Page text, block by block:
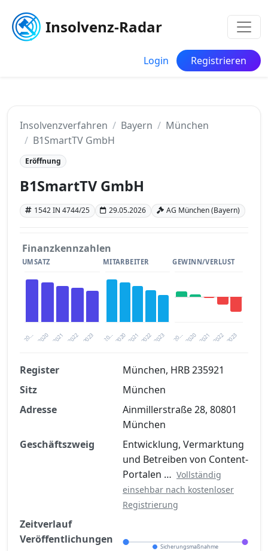
Insolvenz-Radar
Login Registrieren
Insolvenzverfahren Bayern
München
B1SmartTV GmbH
Eröffnung
B1SmartTV GmbH
1542 IN 4744/25 29.05.2026 AG München (Bayern)
Finanzkennzahlen
UMSATZ
20… 2021 2023
2020 2022
MITARBEITER
20… 2021 2023
2020 2022
GEWINN/VERLUST
20… 2021 2023
2020 2022
Finanzkennzahlen nach kostenloser
Registrierung verfügbar
Jetzt kostenlos registrieren
Register
München, HRB 235921
Sitz
München
Adresse
Ainmillerstraße 28, 80801
München
Geschäftszweig
Entwicklung, Vermarktung
und Betreiben von Content-
Portalen … Vollständig
einsehbar nach kostenloser
Registrierung
Zeitverlauf
Veröffentlichungen
Sicherungsmaßnahme